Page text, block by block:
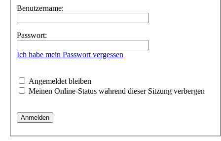
Benutzername:
Passwort:
Ich habe mein Passwort vergessen
Angemeldet bleiben
Meinen Online-Status während dieser Sitzung verbergen